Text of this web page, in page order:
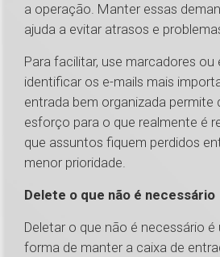
a operação. Manter essas
ajuda a evitar atrasos e
Para facilitar, use marcadores ou
identificar os e-mails mais
entrada bem organizada permite
esforço para o que realmente é
que assuntos fiquem perdidos
menor prioridade.
Delete o que não é necessário
Deletar o que não é necessário
forma de manter a caixa de